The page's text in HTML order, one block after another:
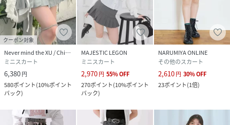
クーポン対象
Never mind the XU / Chikashitsu+
ミニスカート
6,380円
580ポイント(10%ポイント
バック)
MAJESTIC LEGON
ミニスカート
2,970円 55%OFF
270ポイント(10%ポイント
バック)
NARUMIYA ONLINE
その他のスカート
2,610円 30%OFF
23ポイント(1倍)